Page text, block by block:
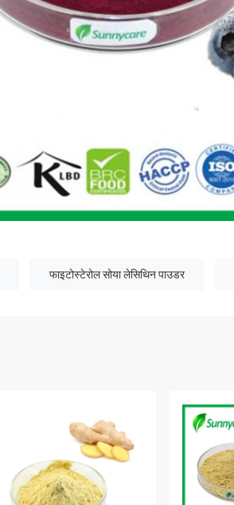
फाइटोस्टेरोल सोया लेसिथिन पाउडर